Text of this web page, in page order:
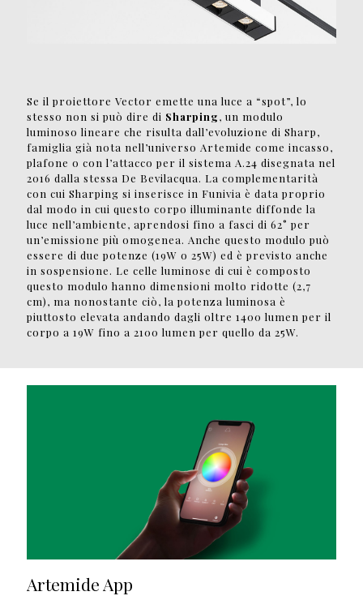
Se il proiettore Vector emette una luce a “spot”, lo
stesso non si può dire di Sharping, un modulo
luminoso lineare che risulta dall’evoluzione di Sharp,
famiglia già nota nell’universo Artemide come incasso,
plafone o con l’attacco per il sistema A.24 disegnata nel
2016 dalla stessa De Bevilacqua. La complementarità
con cui Sharping si inserisce in Funivia è data proprio
dal modo in cui questo corpo illuminante diffonde la
luce nell’ambiente, aprendosi fino a fasci di 62° per
un’emissione più omogenea. Anche questo modulo può
essere di due potenze (19W o 25W) ed è previsto anche
in sospensione. Le celle luminose di cui è composto
questo modulo hanno dimensioni molto ridotte (2,7
cm), ma nonostante ciò, la potenza luminosa è
piuttosto elevata andando dagli oltre 1400 lumen per il
corpo a 19W fino a 2100 lumen per quello da 25W.
Artemide App